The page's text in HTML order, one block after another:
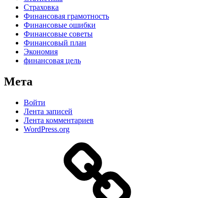
Страховка
Финансовая грамотность
Финансовые ошибки
Финансовые советы
Финансовый план
Экономия
финансовая цель
Мета
Войти
Лента записей
Лента комментариев
WordPress.org